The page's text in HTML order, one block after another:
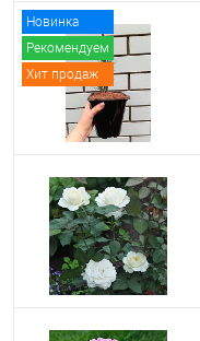
Новинка
Рекомендуем
Хит продаж